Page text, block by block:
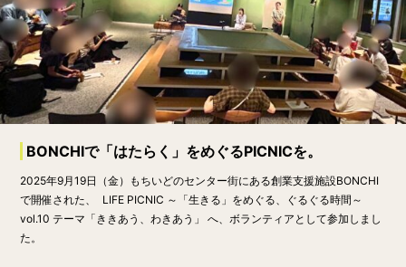
BONCHIで「はたらく」をめぐるPICNICを。
2025年9月19日（金）もちいどのセンター街にある創業支援施設BONCHI
で開催された、 LIFE PICNIC ～「生きる」をめぐる、ぐるぐる時間～
vol.10 テーマ「ききあう、わきあう」 へ、ボランティアとして参加しまし
た。